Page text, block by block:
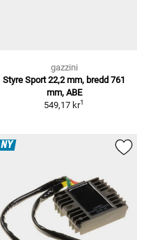
gazzini
Styre Sport 22,2 mm, bredd 761
mm, ABE
549,17 kr1
NY